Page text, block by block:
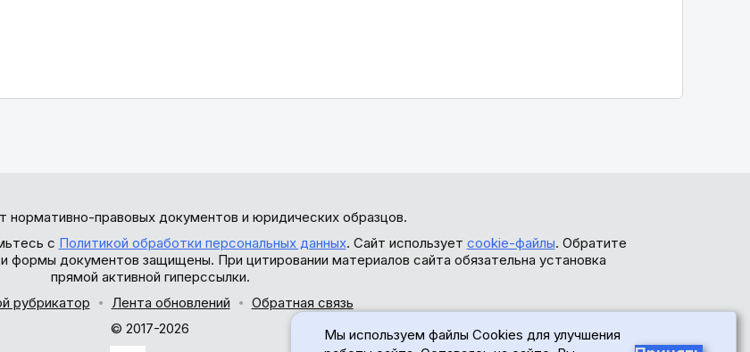
правовых документов и юридических образцов.
с Политикой обработки персональных данных. Сайт использует cookie-файлы. Обратите
формы документов защищены. При цитировании материалов сайта обязательна установка
прямой активной гиперссылки.
рубрикатор
Лента обновлений
Обратная связь
© 2017-2026
Мы используем файлы Cookies для улучшения